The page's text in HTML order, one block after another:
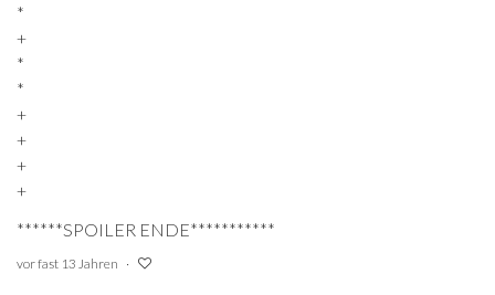
*
+
*
*
+
+
+
+
******SPOILER ENDE***********
vor fast 13 Jahren